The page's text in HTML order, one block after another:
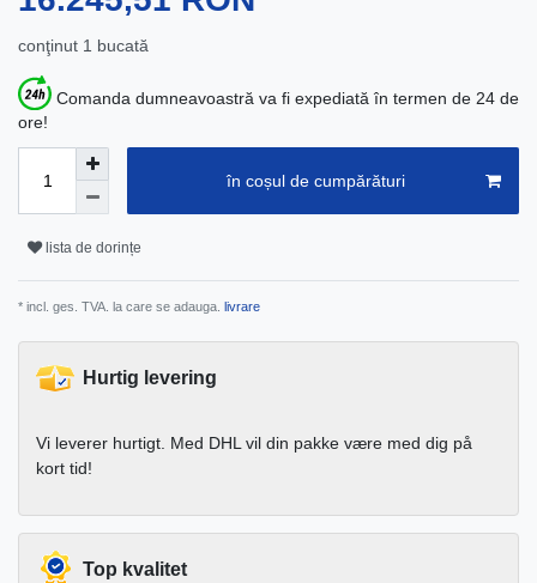
conţinut 1 bucată
Comanda dumneavoastră va fi expediată în termen de 24 de
ore!
în coșul de cumpărături
lista de dorințe
* incl. ges. TVA. la care se adauga. livrare
Hurtig levering
Vi leverer hurtigt. Med DHL vil din pakke være med dig på
kort tid!
Top kvalitet